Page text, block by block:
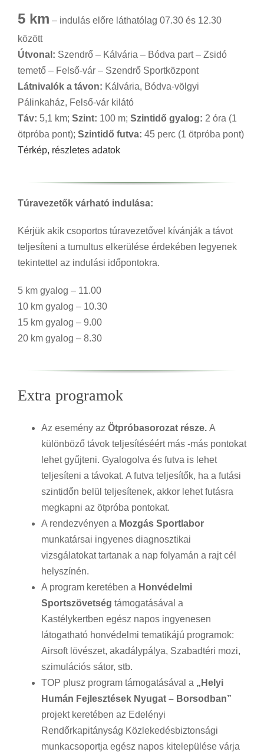
5 km – indulás előre láthatólag 07.30 és 12.30
között
Útvonal: Szendrő – Kálvária – Bódva part – Zsidó
temető – Felső-vár – Szendrő Sportközpont
Látnivalók a távon: Kálvária, Bódva-völgyi
Pálinkaház, Felső-vár kilátó
Táv: 5,1 km; Szint: 100 m; Szintidő gyalog: 2 óra (1
ötpróba pont); Szintidő futva: 45 perc (1 ötpróba pont)
Térkép, részletes adatok
Túravezetők várható indulása:
Kérjük akik csoportos túravezetővel kívánják a távot
teljesíteni a tumultus elkerülése érdekében legyenek
tekintettel az indulási időpontokra.
5 km gyalog – 11.00
10 km gyalog – 10.30
15 km gyalog – 9.00
20 km gyalog – 8.30
Extra programok
Az esemény az Ötpróbasorozat része. A
különböző távok teljesítéséért más -más pontokat
lehet gyűjteni. Gyalogolva és futva is lehet
teljesíteni a távokat. A futva teljesítők, ha a futási
szintidőn belül teljesítenek, akkor lehet futásra
megkapni az ötpróba pontokat.
A rendezvényen a Mozgás Sportlabor
munkatársai ingyenes diagnosztikai
vizsgálatokat tartanak a nap folyamán a rajt cél
helyszínén.
A program keretében a Honvédelmi
Sportszövetség támogatásával a
Kastélykertben egész napos ingyenesen
látogatható honvédelmi tematikájú programok:
Airsoft lövészet, akadálypálya, Szabadtéri mozi,
szimulációs sátor, stb.
TOP plusz program támogatásával a „Helyi
Humán Fejlesztések Nyugat – Borsodban”
projekt keretében az Edelényi
Rendőrkapitányság Közlekedésbiztonsági
munkacsoportja egész napos kitelepülése várja